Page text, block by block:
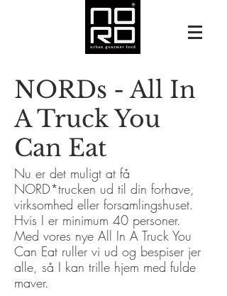
NORDs - All In
A Truck You
Can Eat
Nu er det muligt at få
NORD*trucken ud til din forhave,
virksomhed eller forsamlingshuset.
Hvis I er minimum 40 personer.
Med vores nye All In A Truck You
Can Eat ruller vi ud og bespiser jer
alle, så I kan trille hjem med fulde
maver.